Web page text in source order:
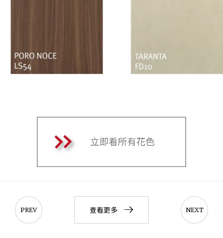
PREV 查看更多 NEXT